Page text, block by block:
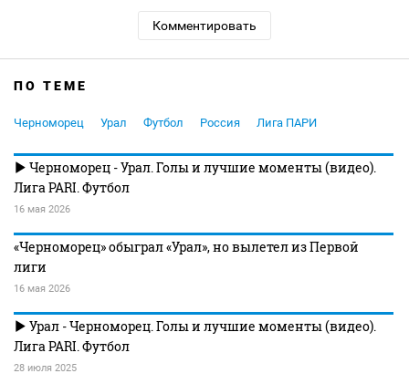
Комментировать
ПО ТЕМЕ
Черноморец Урал Футбол Россия Лига ПАРИ
Черноморец - Урал. Голы и лучшие моменты (видео).
Лига PARI. Футбол
16 мая 2026
«Черноморец» обыграл «Урал», но вылетел из Первой
лиги
16 мая 2026
Урал - Черноморец. Голы и лучшие моменты (видео).
Лига PARI. Футбол
28 июля 2025